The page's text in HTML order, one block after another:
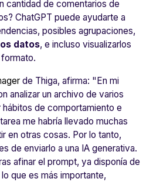
cantidad de comentarios de
ChatGPT puede ayudarte a
posibles agrupaciones,
datos, e incluso visualizarlos
de Thiga, afirma: "En mi
analizar un archivo de varios
de comportamiento e
me habría llevado muchas
en otras cosas. Por lo tanto,
de enviarlo a una IA generativa.
afinar el prompt, ya disponía de
que es más importante,